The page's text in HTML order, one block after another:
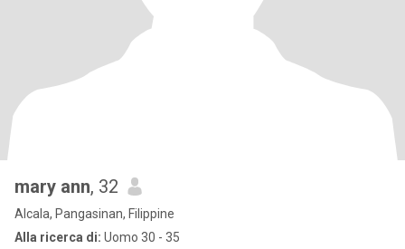
mary ann, 32
Alcala, Pangasinan, Filippine
Alla ricerca di: Uomo 30 - 35